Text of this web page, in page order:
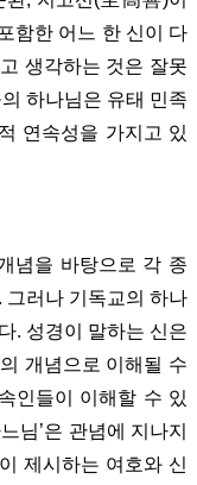
함한 어느 한 신이 다
생각하는 것은 잘못
하나님은 유태 민족
연속성을 가지고 있
념을 바탕으로 각 종
그러나 기독교의 하나
. 성경이 말하는 신은
개념으로 이해될 수
인들이 이해할 수 있
님’은 관념에 지나지
제시하는 여호와 신